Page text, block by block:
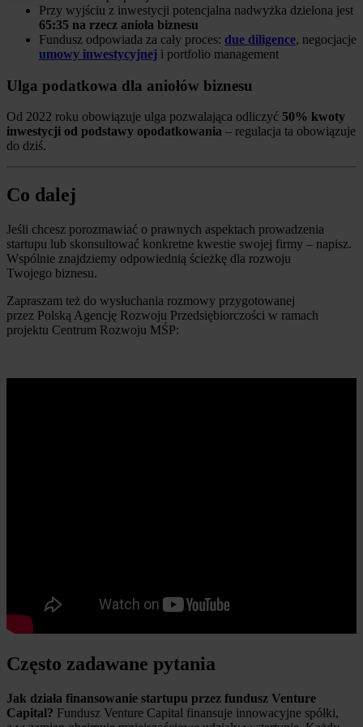
Przy wyjściu z inwestycji potencjalna nadwyżka dzielona jest
65:35 na rzecz anioła biznesu
Fundusz odpowiada za cały proces: due diligence, negocjacje
umowy inwestycyjnej i portfolio management
Ulga podatkowa dla aniołów biznesu
Od 2022 roku obowiązuje ulga pozwalająca odliczyć 50% kwoty
inwestycji od podstawy opodatkowania – regulacja ta obowiązuje
do dziś.
Co dalej
Jeśli chcesz porozmawiać o prawnych aspektach prowadzenia
startupu lub skonsultować konkretne kwestie swojej firmy – napisz.
Wspólnie znajdziemy odpowiednią ścieżkę dla rozwoju
Twojego biznesu.
Zapraszam też do wysłuchania rozmowy przygotowanej
przez Polską Agencję Rozwoju Przedsiębiorczości w ramach
projektu Centrum Rozwoju MŚP:
Często zadawane pytania
Jak działa finansowanie startupu przez fundusz Venture
Capital? Fundusz Venture Capital finansuje innowacyjne spółki,